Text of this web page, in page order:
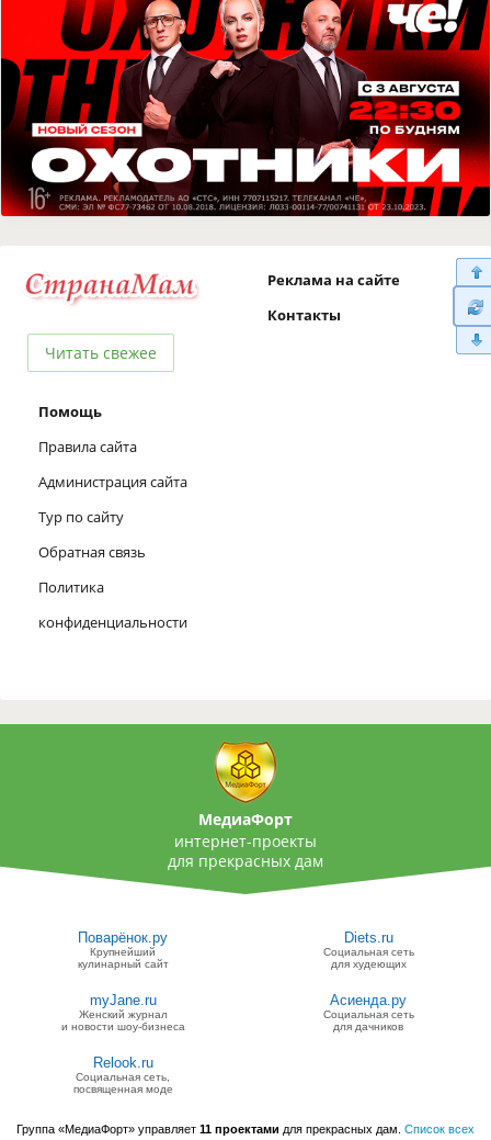
Читать свежее
Реклама на сайте
Контакты
Помощь
Правила сайта
Администрация сайта
Тур по сайту
Обратная связь
Политика
конфиденциальности
МедиаФорт
интернет-проекты
для прекрасных дам
Поварёнок.ру
Крупнейший
кулинарный сайт
Diets.ru
Социальная сеть
для худеющих
myJane.ru
Женский журнал
и новости шоу-бизнеса
Асиенда.ру
Социальная сеть
для дачников
Relook.ru
Социальная сеть,
посвященная моде
Группа «МедиаФорт» управляет 11 проектами для прекрасных дам. Список всех